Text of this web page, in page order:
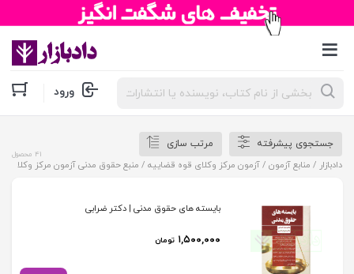
جستجوی
محصولات ورود
جستجوی پیشرفته
مرتب سازی
دادبازار / منابع آزمون /آزمون مرکز وکلای قوه قضاییه / منبع حقوق مدنی آزمون مرکز وکلا
41 محصول
بایسته های حقوق مدنی | دکتر ضرابی
۱,۵۰۰,۰۰۰ تومان